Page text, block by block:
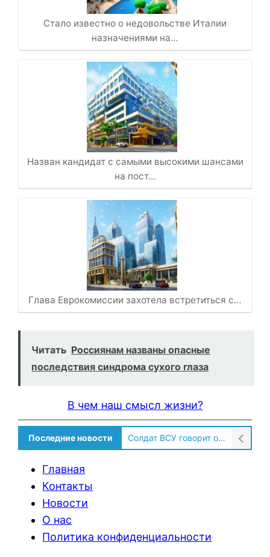
Стало известно о недовольстве Италии
назначениями на…
Назван кандидат с самыми высокими шансами
на пост…
Глава Еврокомиссии захотела встретиться с…
Читать Россиянам названы опасные
последствия синдрома сухого глаза
В чем наш смысл жизни?
Последние новости Солдат ВСУ говорит о том, чтобы продавали топливо для ремонта техники в Угледаре
Главная
Контакты
Новости
О нас
Политика конфиденциальности